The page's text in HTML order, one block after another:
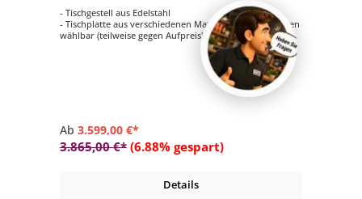
- Tischgestell aus Edelstahl
- Tischplatte aus verschiedenen Materialien und Dekoren
wählbar (teilweise gegen Aufpreis)
- Länge 180 cm (ausziehbar auf 240/300 cm)
Ab 3.599,00 €*
3.865,00 €* (6.88% gespart)
Details